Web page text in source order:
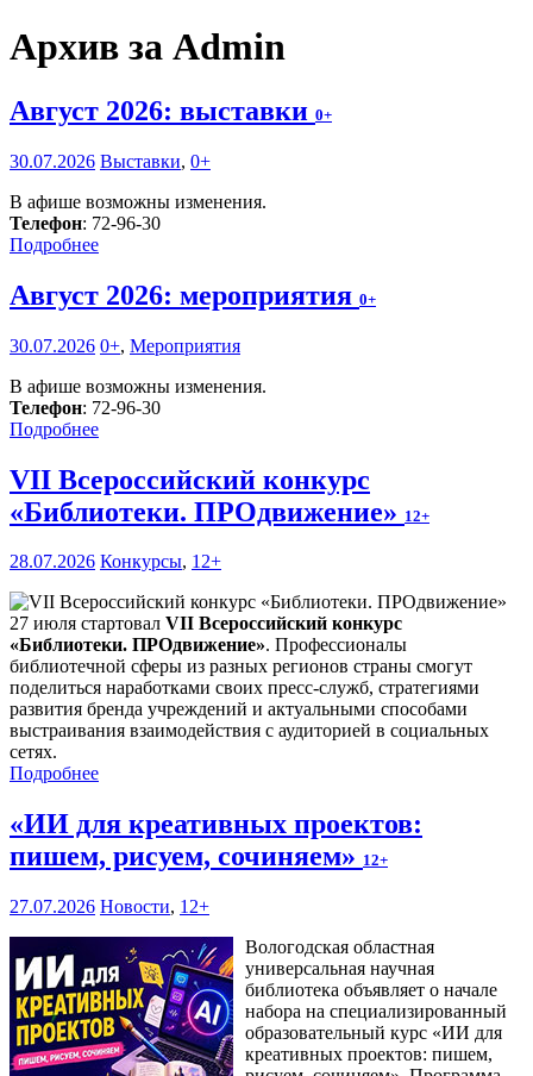
Архив за Admin
Август 2026: выставки 0+
30.07.2026 Выставки, 0+
В афише возможны изменения.
Телефон: 72-96-30
Подробнее
Август 2026: мероприятия 0+
30.07.2026 0+, Мероприятия
В афише возможны изменения.
Телефон: 72-96-30
Подробнее
VII Всероссийский конкурс
«Библиотеки. ПРОдвижение» 12+
28.07.2026 Конкурсы, 12+
27 июля стартовал VII Всероссийский конкурс
«Библиотеки. ПРОдвижение». Профессионалы
библиотечной сферы из разных регионов страны смогут
поделиться наработками своих пресс-служб, стратегиями
развития бренда учреждений и актуальными способами
выстраивания взаимодействия с аудиторией в социальных
сетях.
Подробнее
«ИИ для креативных проектов:
пишем, рисуем, сочиняем» 12+
27.07.2026 Новости, 12+
Вологодская областная
универсальная научная
библиотека объявляет о начале
набора на специализированный
образовательный курс «ИИ для
креативных проектов: пишем,